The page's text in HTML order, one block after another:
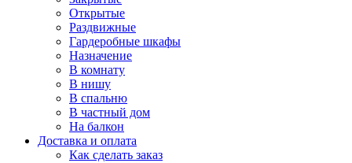
Открытые
Раздвижные
Гардеробные шкафы
Назначение
В комнату
В нишу
В спальню
В частный дом
На балкон
Доставка и оплата
Как сделать заказ